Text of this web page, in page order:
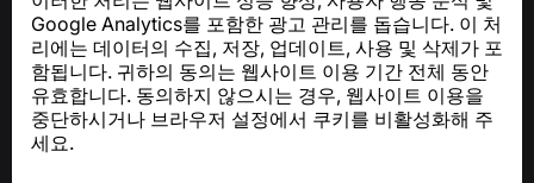
Google Analytics를 포함한 광고 관리를 돕습니다. 이 처
리에는 데이터의 수집, 저장, 업데이트, 사용 및 삭제가 포
함됩니다. 귀하의 동의는 웹사이트 이용 기간 전체 동안
유효합니다. 동의하지 않으시는 경우, 웹사이트 이용을
중단하시거나 브라우저 설정에서 쿠키를 비활성화해 주
세요.
도움말 센터
뉴스 및 기사
프로젝트 소개
연락처